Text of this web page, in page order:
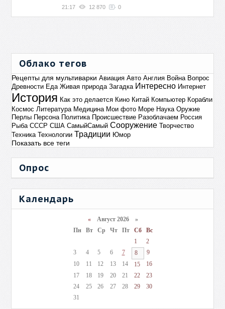
21:17 12 870 0
Облако тегов
Рецепты для мультиварки Авиация Авто Англия Война Вопрос
Древности Еда Живая природа Загадка Интересно Интернет
История Как это делается Кино Китай Компьютер Корабли
Космос Литература Медицина Мои фото Море Наука Оружие
Перлы Персона Политика Происшествие Разоблачаем Россия
Рыба СССР США СамыйСамый Сооружение Творчество
Техника Технологии Традиции Юмор
Показать все теги
Опрос
Календарь
«Август 2026 »
Пн
Вт Ср Чт Пт Сб
Вс
1
2
3
4 5 6 7 8
9
10
11 12 13 14 15
16
17
18 19 20 21 22
23
24
25 26 27 28 29
30
31